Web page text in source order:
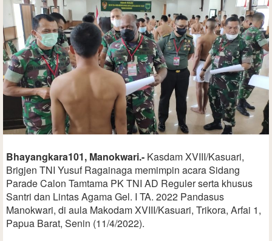
Bhayangkara101, Manokwari.- Kasdam XVIII/Kasuari,
Brigjen TNI Yusuf Ragainaga memimpin acara Sidang
Parade Calon Tamtama PK TNI AD Reguler serta khusus
Santri dan Lintas Agama Gel. I TA. 2022 Pandasus
Manokwari, di aula Makodam XVIII/Kasuari, Trikora, Arfai 1,
Papua Barat, Senin (11/4/2022).